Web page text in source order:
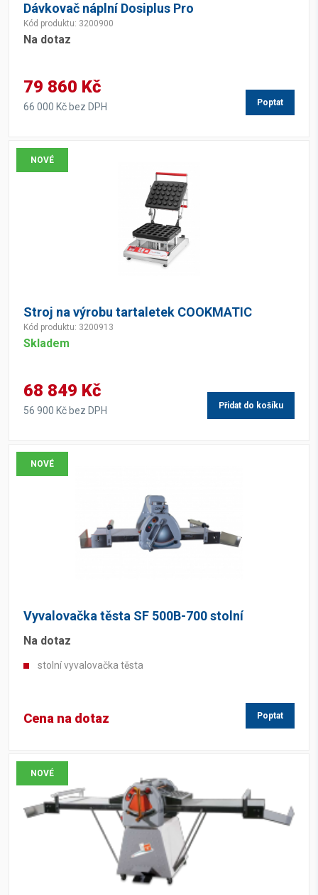
Dávkovač náplní Dosiplus Pro
Kód produktu: 3200900
Na dotaz
79 860 Kč
66 000 Kč bez DPH Poptat
NOVÉ
Stroj na výrobu tartaletek COOKMATIC
Kód produktu: 3200913
Skladem
68 849 Kč
56 900 Kč bez DPH Přidat do košíku
NOVÉ
Vyvalovačka těsta SF 500B-700 stolní
Na dotaz
stolní vyvalovačka těsta
Cena na dotaz Poptat
NOVÉ